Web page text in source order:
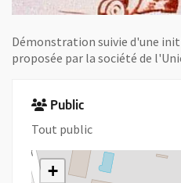
Démonstration suivie d'une
proposée par la société de
Public
Tout public
+